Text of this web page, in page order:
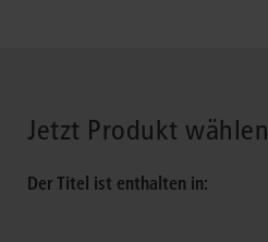
Jetzt Produkt wählen
Der Titel ist enthalten in: